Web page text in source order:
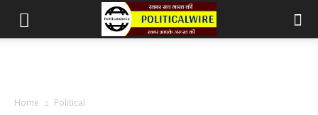
Home Political